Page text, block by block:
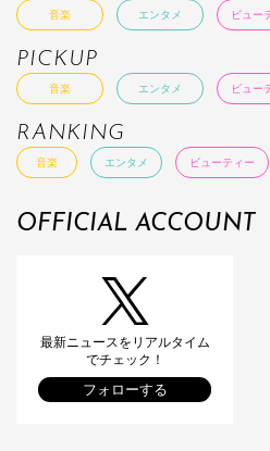
音楽 エンタメ ビュー
PICKUP
音楽 エンタメ ビュー
RANKING
音楽 エンタメ ビューティー
OFFICIAL ACCOUNT
最新ニュースをリアルタイム
でチェック！
フォローする